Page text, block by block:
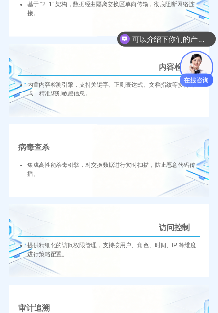
基于 “2+1” 架构，数据经由隔离交换区单向传输，彻底阻断网络连
接。
内容检测
内置内容检测引擎，支持关键字、正则表达式、文档指纹等多种方
式，精准识别敏感信息。
病毒查杀
集成高性能杀毒引擎，对交换数据进行实时扫描，防止恶意代码传
播。
访问控制
提供精细化的访问权限管理，支持按用户、角色、时间、IP 等维度
进行策略配置。
审计追溯
可以介绍下你们的产品么